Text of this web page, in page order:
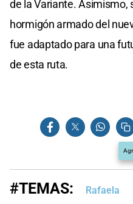
de la Variante. Asimismo,
hormigón armado del
fue adaptado para una
de esta ruta.
#TEMAS: Rafaela